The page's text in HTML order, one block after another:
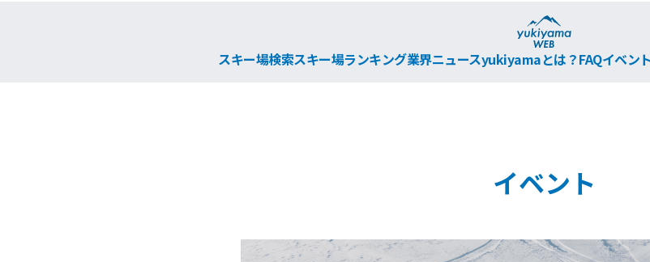
スキー場検索スキー場ランキング業界ニュースyukiyamaとは？FAQイベント
イベント